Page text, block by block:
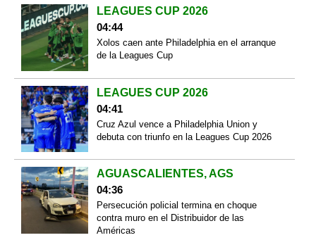
LEAGUES CUP 2026
04:44
Xolos caen ante Philadelphia en el arranque
de la Leagues Cup
LEAGUES CUP 2026
04:41
Cruz Azul vence a Philadelphia Union y
debuta con triunfo en la Leagues Cup 2026
AGUASCALIENTES, AGS
04:36
Persecución policial termina en choque
contra muro en el Distribuidor de las
Américas